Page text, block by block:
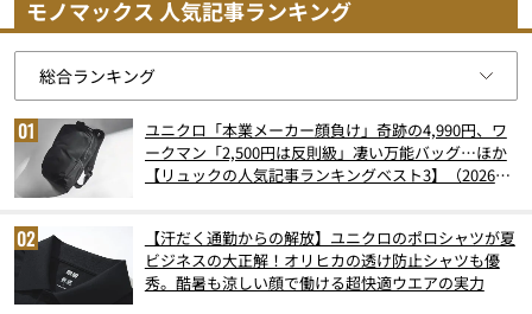
モノマックス 人気記事ランキング
ユニクロ「本業メーカー顔負け」奇跡の4,990円、ワ
ークマン「2,500円は反則級」凄い万能バッグ…ほか
【リュックの人気記事ランキングベスト3】（2026年
【汗だく通勤からの解放】ユニクロのポロシャツが夏
ビジネスの大正解！オリヒカの透け防止シャツも優
秀。酷暑も涼しい顔で働ける超快適ウエアの実力